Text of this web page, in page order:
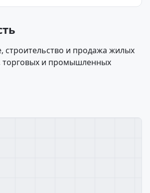
строительство и продажа жилых
и промышленных